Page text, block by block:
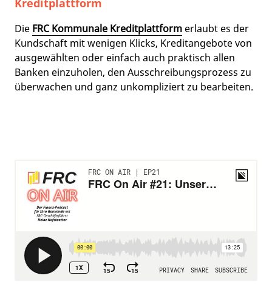
Kreditplattform
Die FRC Kommunale Kreditplattform erlaubt es der
Kundschaft mit wenigen Klicks, Kreditangebote von
ausgewählten oder einfach auch praktisch allen
Banken einzuholen, den Ausschreibungsprozess zu
überwachen und ganz unkompliziert zu bearbeiten.